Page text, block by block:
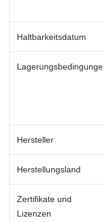
Haltbarkeitsdatum
Hersteller
Herstellungsland
Zertifikate und
Lizenzen